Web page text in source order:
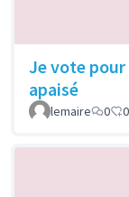
Je vote
apaisé
lemaire 0 0